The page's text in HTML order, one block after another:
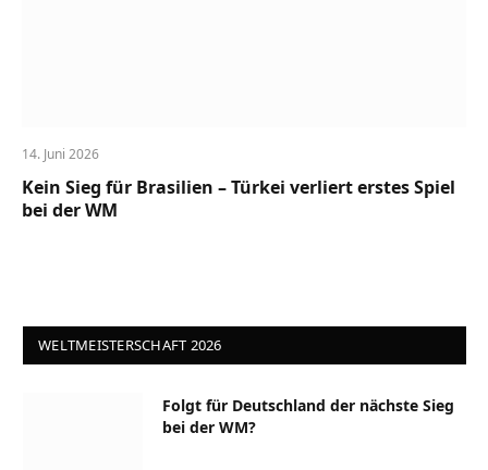
14. Juni 2026
Kein Sieg für Brasilien – Türkei verliert erstes Spiel
bei der WM
WELTMEISTERSCHAFT 2026
Folgt für Deutschland der nächste Sieg
bei der WM?